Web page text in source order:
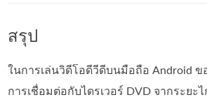
สรุป
ในการเล่นวิดีโอดีวีดีบนมือถือ Android
การเชื่อมต่อกับไดรเวอร์ DVD จากระยะ